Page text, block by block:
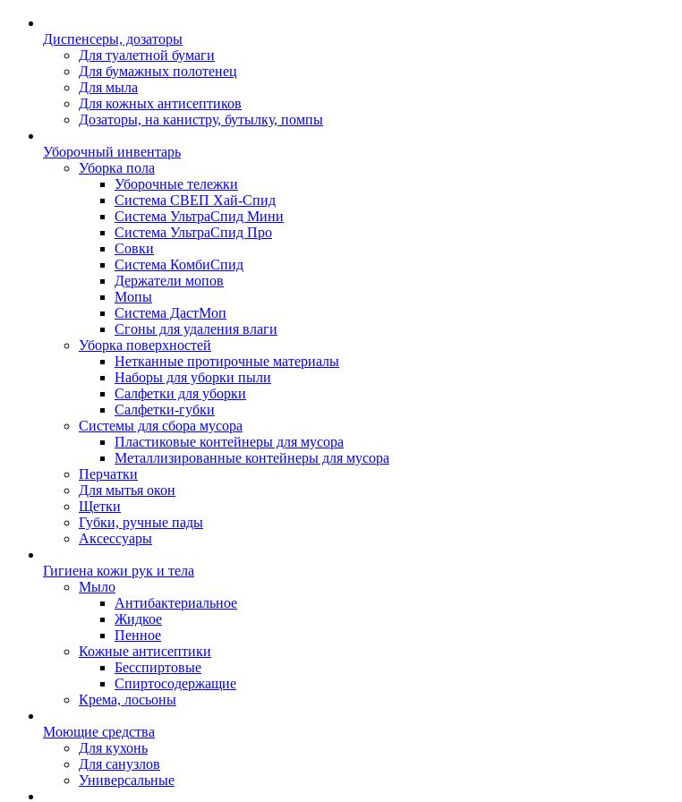
Диспенсеры, дозаторы
Для туалетной бумаги
Для бумажных полотенец
Для мыла
Для кожных антисептиков
Дозаторы, на канистру, бутылку, помпы
Уборочный инвентарь
Уборка пола
Уборочные тележки
Система СВЕП Хай-Спид
Система УльтраСпид Мини
Система УльтраСпид Про
Совки
Система КомбиСпид
Держатели мопов
Мопы
Система ДастМоп
Сгоны для удаления влаги
Уборка поверхностей
Нетканные протирочные материалы
Наборы для уборки пыли
Салфетки для уборки
Салфетки-губки
Системы для сбора мусора
Пластиковые контейнеры для мусора
Металлизированные контейнеры для мусора
Перчатки
Для мытья окон
Щетки
Губки, ручные пады
Аксессуары
Гигиена кожи рук и тела
Мыло
Антибактериальное
Жидкое
Пенное
Кожные антисептики
Бесспиртовые
Cпиртосодержащие
Крема, лосьоны
Моющие средства
Для кухонь
Для санузлов
Универсальные